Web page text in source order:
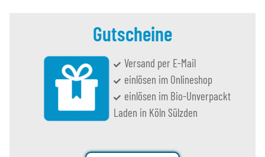
Gutscheine
Versand per E-Mail
einlösen im Onlineshop
einlösen im Bio-Unverpackt
Laden in Köln Sülzden